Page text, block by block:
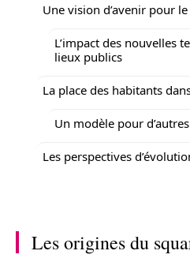
Une vision d’avenir pour
L’impact des nouvelles
lieux publics
La place des habitants
Un modèle pour
Les perspectives
Les origines du